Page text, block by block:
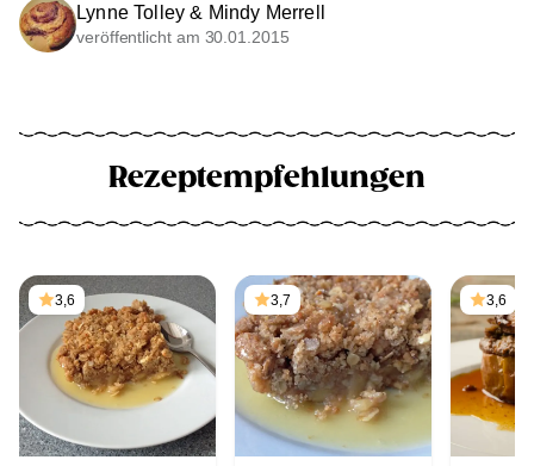
Lynne Tolley & Mindy Merrell
veröffentlicht am 30.01.2015
Rezeptempfehlungen
3,6 3,7 3,6